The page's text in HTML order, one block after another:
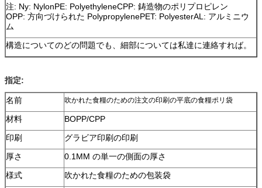
注: Ny: NylonPE: PolyethyleneCPP: 鋳造物のポリプロピレン
OPP: 方向づけられた PolypropylenePET: PolyesterAL: アルミニウ
ム
構造についてのどの問題でも、細部については私達に連絡すれば。
指定:
名前 吹かれた食糧のための注文の印刷の平底の食糧ポリ袋
材料
BOPP/CPP
印刷
グラビア印刷の印刷
厚さ
0.1MM の単一の側面の厚さ
様式
吹かれた食糧のための包装袋